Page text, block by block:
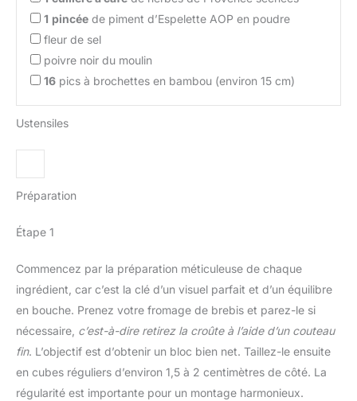
1 pincée de piment d’Espelette AOP en poudre
fleur de sel
poivre noir du moulin
16 pics à brochettes en bambou (environ 15 cm)
Ustensiles
Préparation
Étape 1
Commencez par la préparation méticuleuse de chaque
ingrédient, car c’est la clé d’un visuel parfait et d’un équilibre
en bouche. Prenez votre fromage de brebis et parez-le si
nécessaire, c’est-à-dire retirez la croûte à l’aide d’un couteau
fin. L’objectif est d’obtenir un bloc bien net. Taillez-le ensuite
en cubes réguliers d’environ 1,5 à 2 centimètres de côté. La
régularité est importante pour un montage harmonieux.